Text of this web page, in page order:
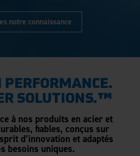
notre connaissance
PERFORMANCE.
SOLUTIONS.™
à nos produits en acier et
fiables, conçus sur
d’innovation et adaptés
besoins uniques.